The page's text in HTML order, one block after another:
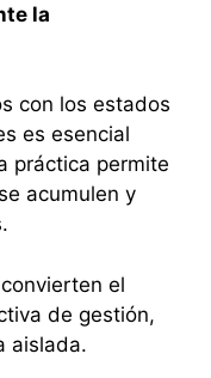
la
con los estados
es esencial
práctica permite
acumulen y
el
de gestión,
aislada.